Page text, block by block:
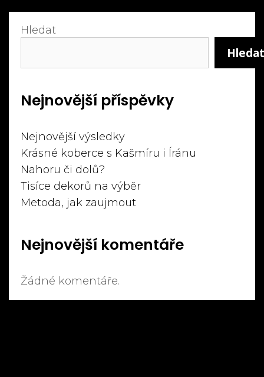
Hledat
Hledat
Nejnovější příspěvky
Nejnovější výsledky
Krásné koberce s Kašmíru i Íránu
Nahoru či dolů?
Tisíce dekorů na výběr
Metoda, jak zaujmout
Nejnovější komentáře
Žádné komentáře.